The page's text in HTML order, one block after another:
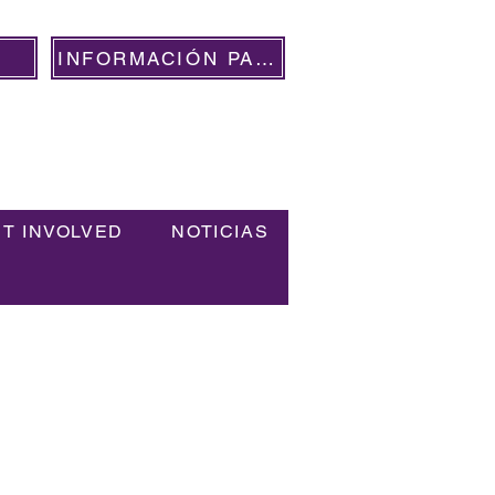
INFORMACIÓN PARA VOLUNTARIOS
INVOLVED NOTICIAS